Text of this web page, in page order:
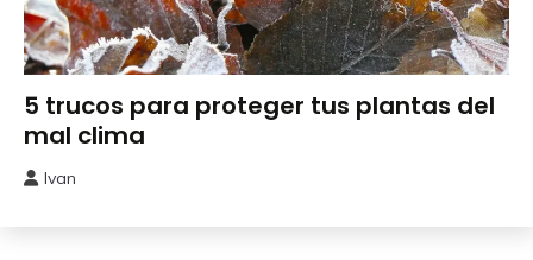
Cuidados
del
Huerto
5 trucos para proteger tus plantas del
mal clima
enero,
Ivan